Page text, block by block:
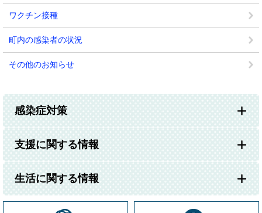
ワクチン接種
町内の感染者の状況
その他のお知らせ
感染症対策
支援に関する情報
生活に関する情報